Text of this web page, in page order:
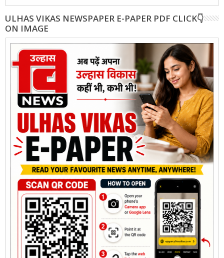
ULHAS VIKAS NEWSPAPER E-PAPER PDF CLICK👇
ON IMAGE